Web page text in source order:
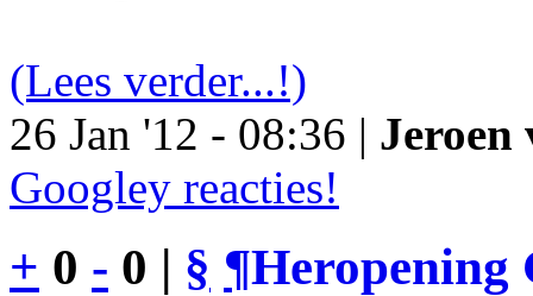
(Lees verder...!)
26 Jan '12 - 08:36 | Jeroen
Googley reacties!
+ 0 - 0 | § ¶Heropening